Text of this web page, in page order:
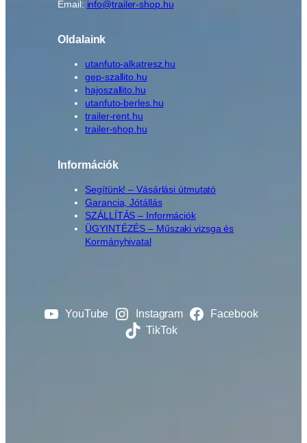
Email: info@trailer-shop.hu
Oldalaink
utanfuto-alkatresz.hu
gep-szallito.hu
hajoszallito.hu
utanfuto-berles.hu
trailer-rent.hu
trailer-shop.hu
Információk
Segítünk! – Vásárlási útmutató
Garancia, Jótállás
SZÁLLÍTÁS – Információk
ÜGYINTÉZÉS – Műszaki vizsga és
Kormányhivatal
YouTube Instagram
Facebook
TikTok